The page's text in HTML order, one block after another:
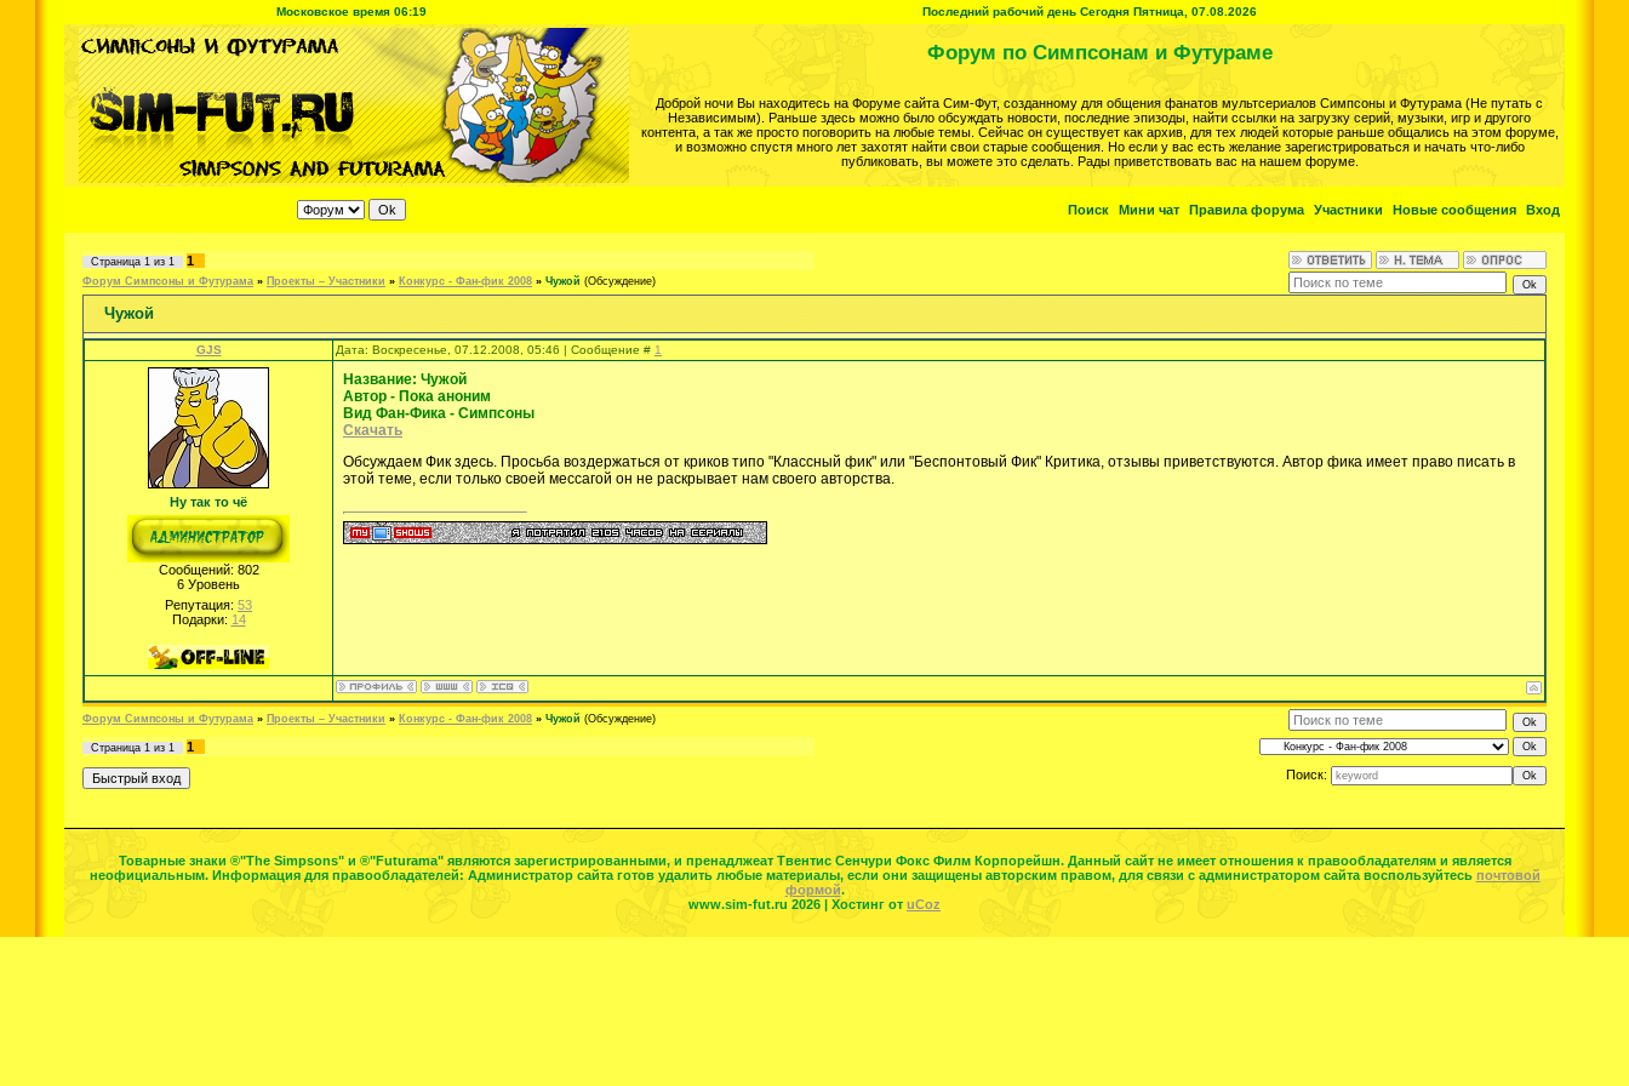
Московское время 06:19 Последний рабочий день Сегодня Пятница, 07.08.2026
Форум по Симпсонам и Футураме
Доброй ночи Вы находитесь на Форуме сайта Сим-Фут, созданному для общения фанатов мультсериалов Симпсоны и Футурама (Не путать с
Независимым). Раньше здесь можно было обсуждать новости, последние эпизоды, найти ссылки на загрузку серий, музыки, игр и другого
контента, а так же просто поговорить на любые темы. Сейчас он существует как архив, для тех людей которые раньше общались на этом форуме,
и возможно спустя много лет захотят найти свои старые сообщения. Но если у вас есть желание зарегистрироваться и начать что-либо
публиковать, вы можете это сделать. Рады приветствовать вас на нашем форуме.
Вход
Новые сообщения
Участники
Правила форума
Мини чат
Поиск
Страница 1 из 1 1
Форум Симпсоны и Футурама » Проекты – Участники » Конкурс - Фан-фик 2008 » Чужой (Обсуждение)
Чужой
GJS Дата: Воскресенье, 07.12.2008, 05:46 | Сообщение # 1
Ну так то чё
Сообщений: 802
6 Уровень
Репутация: 53
Подарки: 14
Название: Чужой
Автор - Пока аноним
Вид Фан-Фика - Симпсоны
Скачать
Обсуждаем Фик здесь. Просьба воздержаться от криков типо "Классный фик" или "Беспонтовый Фик" Критика, отзывы приветствуются. Автор фика имеет право писать в
этой теме, если только своей мессагой он не раскрывает нам своего авторства.
Форум Симпсоны и Футурама » Проекты – Участники » Конкурс - Фан-фик 2008 » Чужой (Обсуждение)
Страница 1 из 1
1
Поиск:
Товарные знаки ®"The Simpsons" и ®"Futurama" являются зарегистрированными, и пренадлжеат Твентис Сенчури Фокс Филм Корпорейшн. Данный сайт не имеет отношения к правообладателям и является
неофициальным. Информация для правообладателей: Администратор сайта готов удалить любые материалы, если они защищены авторским правом, для связи с администратором сайта воспользуйтесь почтовой
формой.
www.sim-fut.ru 2026 | Хостинг от uCoz